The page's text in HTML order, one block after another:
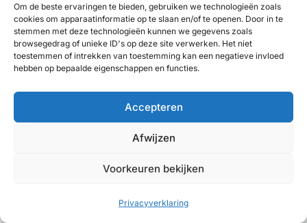
Om de beste ervaringen te bieden, gebruiken we technologieën zoals
cookies om apparaatinformatie op te slaan en/of te openen. Door in te
stemmen met deze technologieën kunnen we gegevens zoals
browsegedrag of unieke ID's op deze site verwerken. Het niet
toestemmen of intrekken van toestemming kan een negatieve invloed
hebben op bepaalde eigenschappen en functies.
Accepteren
Afwijzen
Voorkeuren bekijken
Privacyverklaring
Rotterdam
Utrecht
Bekijk alle locaties Zoek een expert